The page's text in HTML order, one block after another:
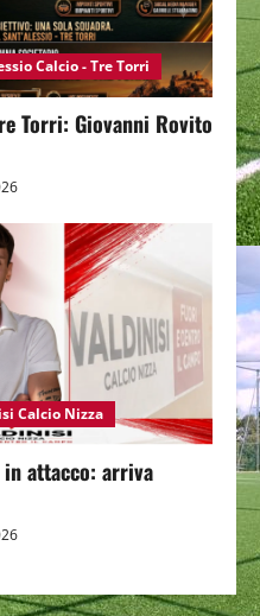
Calcio - Tre Torri
Torri: Giovanni Rovito
Calcio Nizza
attacco: arriva